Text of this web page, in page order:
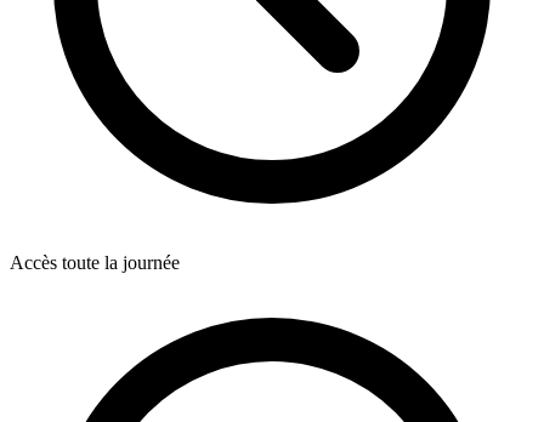
Accès toute la journée